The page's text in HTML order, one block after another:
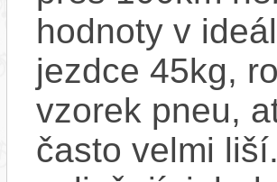
hodnoty v
jezdce 45kg,
vzorek pneu,
často velmi